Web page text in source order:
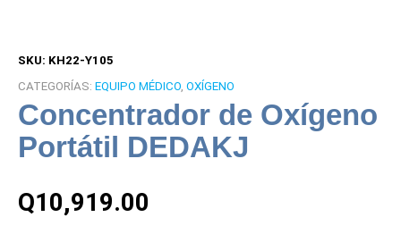
SKU: KH22-Y105
CATEGORÍAS: EQUIPO MÉDICO OXÍGENO
Concentrador de Oxígeno
Portátil DEDAKJ
Q10,919.00